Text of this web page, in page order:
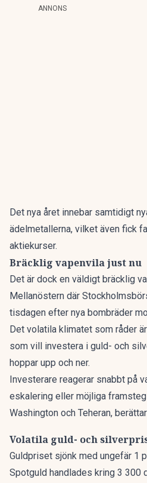
ANNONS
Det nya året innebar samtidigt
ädelmetallerna, vilket även fick
aktiekurser.
Bräcklig vapenvila just nu
Det är dock en väldigt bräcklig
Mellanöstern där
tisdagen efter nya bombräder
Det volatila klimatet som råder
som vill investera i guld- och
hoppar upp och ner.
Investerare reagerar snabbt på
eskalering eller möjliga
Washington och Teheran,
Volatila guld- och
Guldpriset sjönk med ungefär 1
Spotguld handlades kring 3 300